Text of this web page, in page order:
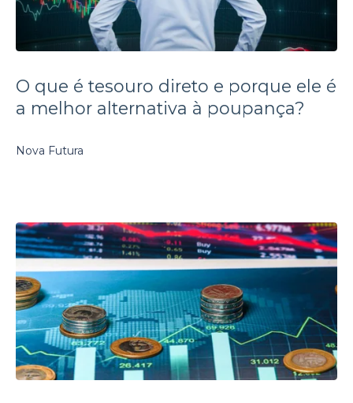
O que é tesouro direto e porque ele é
a melhor alternativa à poupança?
Nova Futura